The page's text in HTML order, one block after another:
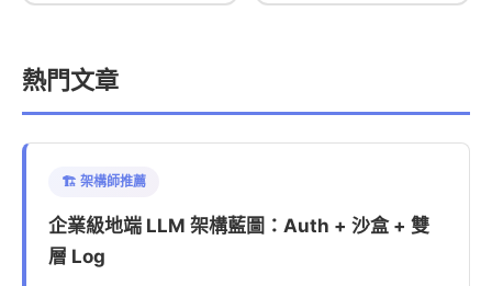
熱門文章
🏗️ 架構師推薦
企業級地端 LLM 架構藍圖：Auth + 沙盒 + 雙
層 Log